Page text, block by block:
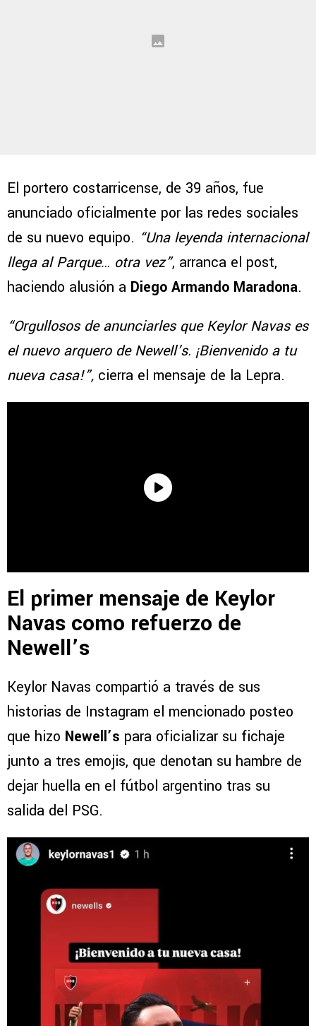
El portero costarricense, de 39 años, fue
anunciado oficialmente por las redes sociales
de su nuevo equipo. “Una leyenda internacional
llega al Parque… otra vez”, arranca el post,
haciendo alusión a Diego Armando Maradona.
“Orgullosos de anunciarles que Keylor Navas es
el nuevo arquero de Newell’s. ¡Bienvenido a tu
nueva casa!”, cierra el mensaje de la Lepra.
El primer mensaje de Keylor
Navas como refuerzo de
Newell’s
Keylor Navas compartió a través de sus
historias de Instagram el mencionado posteo
que hizo Newell’s para oficializar su fichaje
junto a tres emojis, que denotan su hambre de
dejar huella en el fútbol argentino tras su
salida del PSG.